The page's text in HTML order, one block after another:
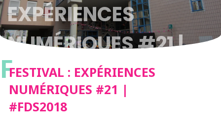
EXPÉRIENCES
NUMÉRIQUES #21 |
#FDS2018
FFESTIVAL : EXPÉRIENCES
NUMÉRIQUES #21 |
#FDS2018